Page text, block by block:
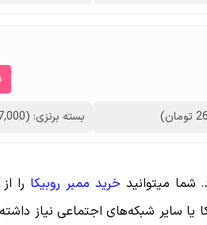
بسته برنزی: (27,000 تومان)
شما میتوانید خرید ممبر روبیکا را
یا سایر شبکه‌های اجتماعی نیاز